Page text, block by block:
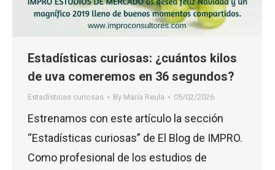
Estadísticas curiosas: ¿cuántos kilos
de uva comeremos en 36 segundos?
Estadísticas curiosas By María Reula 05/02/2026
Estrenamos con este artículo la sección
“Estadísticas curiosas” de El Blog de IMPRO.
Como profesional de los estudios de